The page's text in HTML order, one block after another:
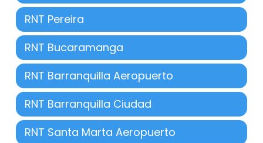
RNT Pereira
RNT Bucaramanga
RNT Barranquilla Aeropuerto
RNT Barranquilla Ciudad
RNT Santa Marta Aeropuerto